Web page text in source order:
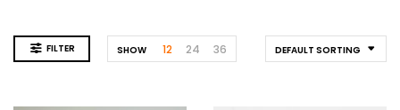
FILTER DEFAULT SORTING
SHOW 12 24 36